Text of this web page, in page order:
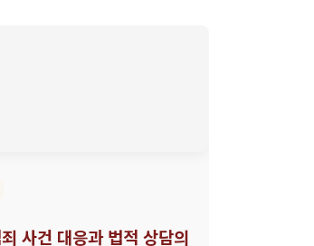
사건 대응과 법적 상담의